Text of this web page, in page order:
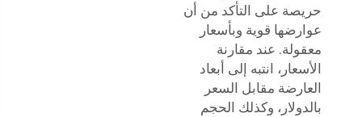
حريصة على التأكد من أن
عوارضها قوية وبأسعار
معقولة. عند مقارنة
الأسعار، انتبه إلى أبعاد
العارضة مقابل السعر
بالدولار، وكذلك الحجم